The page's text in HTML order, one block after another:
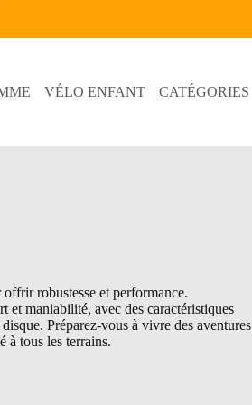
VÉLO ENFANT CATÉGORIES
robustesse et performance.
et maniabilité, avec des caractéristiques
Préparez-vous à vivre des aventures
à tous les terrains.